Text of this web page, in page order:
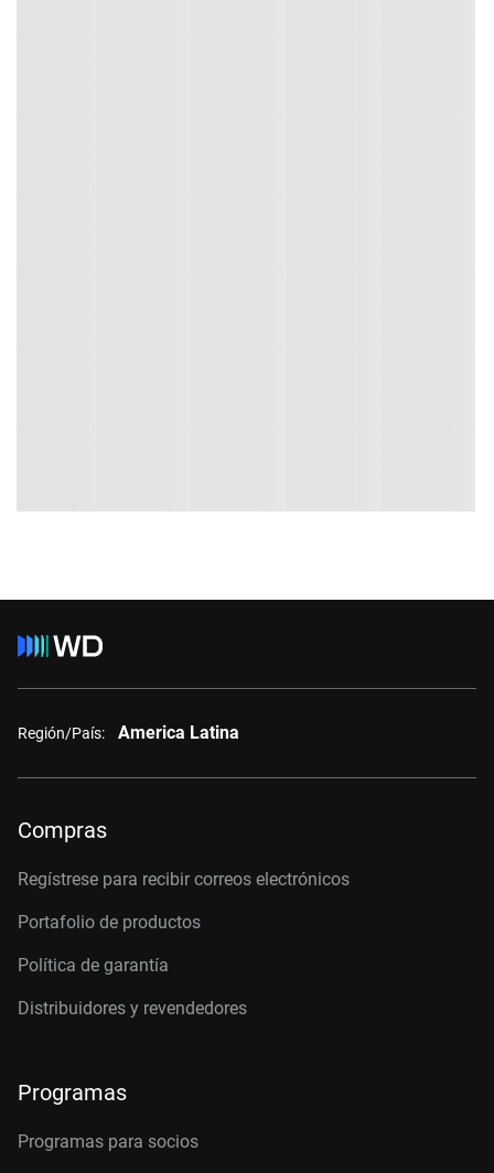
Región/País: America Latina
Compras
Regístrese para recibir correos electrónicos
Portafolio de productos
Política de garantía
Distribuidores y revendedores
Programas
Programas para socios